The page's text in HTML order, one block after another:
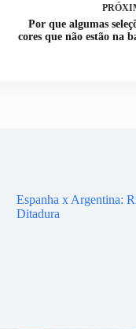
Por que algumas
cores que não estão na
Espanha x Argentina:
Ditadura